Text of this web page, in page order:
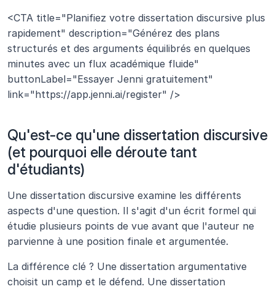
<CTA title="Planifiez votre dissertation discursive plus
rapidement" description="Générez des plans
structurés et des arguments équilibrés en quelques
minutes avec un flux académique fluide"
buttonLabel="Essayer Jenni gratuitement"
link="https://app.jenni.ai/register" />
Qu'est-ce qu'une dissertation discursive
(et pourquoi elle déroute tant
d'étudiants)
Une dissertation discursive examine les différents
aspects d'une question. Il s'agit d'un écrit formel qui
étudie plusieurs points de vue avant que l'auteur ne
parvienne à une position finale et argumentée.
La différence clé ? Une dissertation argumentative
choisit un camp et le défend. Une dissertation